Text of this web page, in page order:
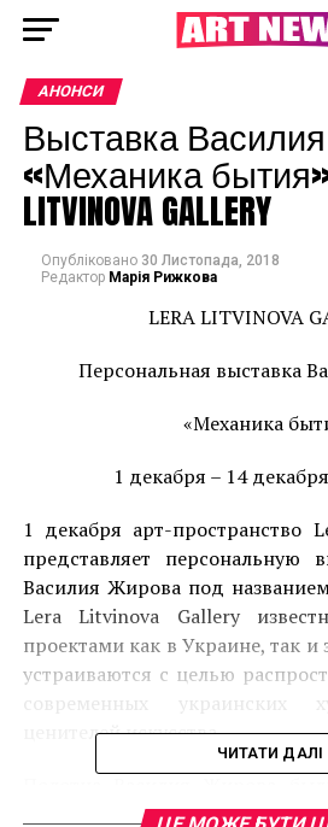
АНОНСИ
Выставка
«Механика бытия»
LITVINOVA GALLERY
Опубліковано 30 Листопада, 2018
Редактор Марія Рижкова
LERA LITVINOVA
Персональная выставка
«Механика
1 декабря – 14
1 декабря арт-пространство
представляет персональную
Василия Жирова под
Lera Litvinova Gallery
проектами как в Украине, так
устраиваются с целью
современных украинских
ценителей искусства.
различных выставках в
ЧИТАТИ ДАЛІ